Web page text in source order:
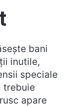
bani
inutile,
speciale
trebuie
apare